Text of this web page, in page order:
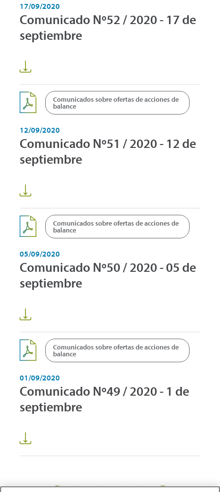
17/09/2020
Comunicado Nº52 / 2020 - 17 de
septiembre
Comunicados sobre ofertas de acciones de
balance
12/09/2020
Comunicado Nº51 / 2020 - 12 de
septiembre
Comunicados sobre ofertas de acciones de
balance
05/09/2020
Comunicado Nº50 / 2020 - 05 de
septiembre
Comunicados sobre ofertas de acciones de
balance
01/09/2020
Comunicado Nº49 / 2020 - 1 de
septiembre